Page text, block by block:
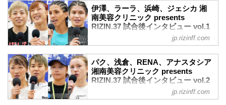
ーアトム級トーナメント 1回戦／伊澤星
花 vs. ラーラ・フォントーラ
RIZIN MMAトーナメントルール：5分
（WIN）伊澤星花 vs. ラーラ・フォント
ーラ（LOSE）
1R 3分47秒 SUB（タップアウト：フロン
トチョーク）
≫ 試合結果詳細
第14試合 RIZIN WORLD GP2022 スーパ
ーアトム級トーナメント 1回戦／浜崎朱
伊澤、ラーラ、浜崎、ジェシカ 湘
南美容クリニック presents
RIZIN.37 試合後インタビュー vol.1
- RIZIN FIGHTING FEDERATION
オフィシャルサイト
7月31日（日）さいたまスーパーアリーナ
にて開催された湘南美容クリニック
presents RIZIN.37の出場選手たちの試合
後インタビューを公開！
伊澤星花「2回戦も完全決着で勝って、ジ
jp.rizinff.com
パク、浅倉、RENA、アナスタシア
湘南美容クリニック presents
RIZIN.37 試合後インタビュー vol.2
- RIZIN FIGHTING FEDERATION
オフィシャルサイト
jp.rizinff.com